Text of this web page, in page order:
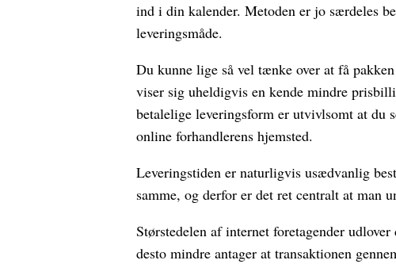
ind i din kalender. Metoden er jo særdeles
leveringsmåde.
Du kunne lige så vel tænke over at få
viser sig uheldigvis en kende mindre
betalelige leveringsform er utvivlsomt at du
online forhandlerens hjemsted.
Leveringstiden er naturligvis usædvanlig
samme, og derfor er det ret centralt at man
Størstedelen af internet foretagender
desto mindre antager at transaktionen